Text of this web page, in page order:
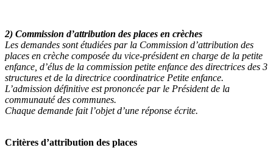
2) Commission d’attribution des places en crèches
Les demandes sont étudiées par la Commission d’attribution des
places en crèche composée du vice-président en charge de la petite
enfance, d’élus de la commission petite enfance des directrices des 3
structures et de la directrice coordinatrice Petite enfance.
L’admission définitive est prononcée par le Président de la
communauté des communes.
Chaque demande fait l’objet d’une réponse écrite.
Critères d’attribution des places